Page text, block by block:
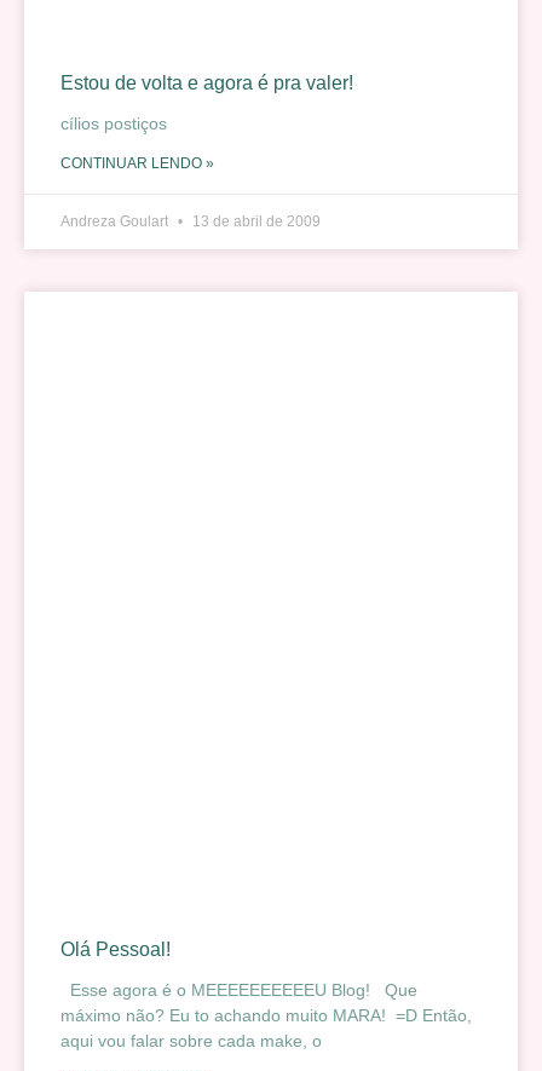
Estou de volta e agora é pra valer!
cílios postiços
CONTINUAR LENDO »
Andreza Goulart 13 de abril de 2009
Olá Pessoal!
Esse agora é o MEEEEEEEEEEU Blog! Que
máximo não? Eu to achando muito MARA! =D Então,
aqui vou falar sobre cada make, o